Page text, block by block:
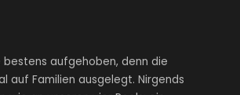
bestens aufgehoben, denn die
auf Familien ausgelegt. Nirgends